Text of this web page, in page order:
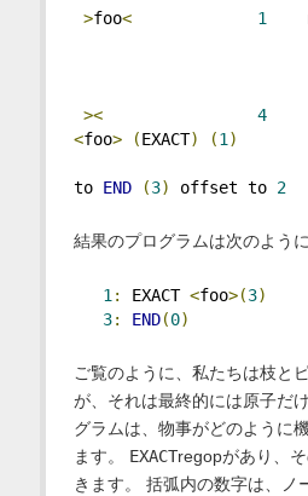
>foo< 1
><
4
<foo> (EXACT) (1)
to END (3) offset to 2
結果のプログラムは次のよう
1: EXACT <foo>(3)
3: END(0)
ご覧のように、私たちは枝と
が、それは最終的には原子だ
グラムは、物事がどのように
ます。 EXACTregopがあり、
きます。 括弧内の数字は、ノ